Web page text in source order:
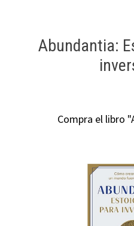
Abundantia:
Compra el libro